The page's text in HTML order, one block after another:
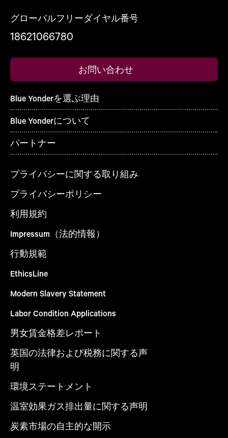
グローバルフリーダイヤル番号
18621066780
お問い合わせ
Blue Yonderを選ぶ理由
Blue Yonderについて
パートナー
プライバシーに関する取り組み
プライバシーポリシー
利用規約
Impressum（法的情報）
行動規範
EthicsLine
Modern Slavery Statement
Labor Condition Applications
男女賃金格差レポート
英国の法律および税務に関する声
明
環境ステートメント
温室効果ガス排出量に関する声明
炭素市場の自主的な開示